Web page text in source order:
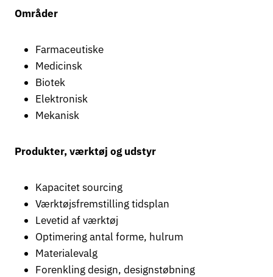
Områder
Farmaceutiske
Medicinsk
Biotek
Elektronisk
Mekanisk
Produkter, værktøj og udstyr
Kapacitet sourcing
Værktøjsfremstilling tidsplan
Levetid af værktøj
Optimering antal forme, hulrum
Materialevalg
Forenkling design, designstøbning